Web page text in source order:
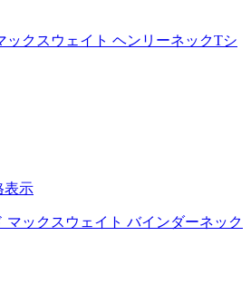
ックスウェイト ヘンリーネックTシ
表示